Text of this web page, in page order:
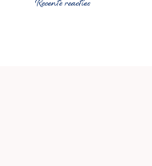
Recente reacties